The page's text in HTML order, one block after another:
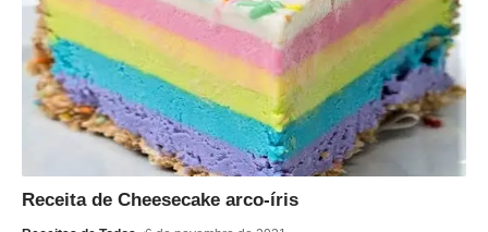
Receita de Cheesecake arco-íris